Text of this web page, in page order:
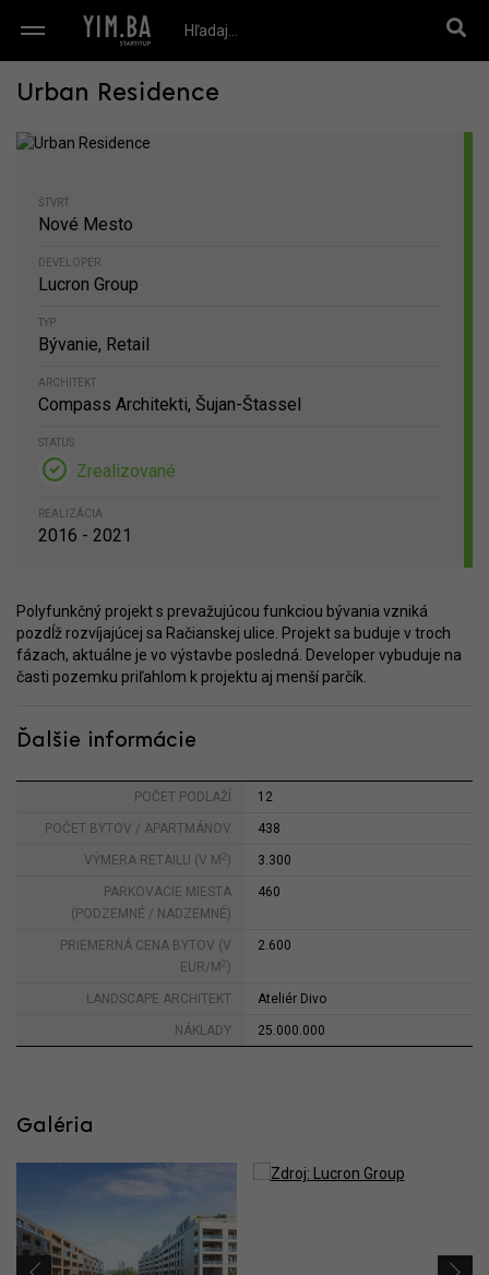
Urban Residence
ŠTVRŤ
Nové Mesto
DEVELOPER
Lucron Group
TYP
Bývanie, Retail
ARCHITEKT
Compass Architekti, Šujan-Štassel
STATUS
Zrealizované
REALIZÁCIA
2016 - 2021
Polyfunkčný projekt s prevažujúcou funkciou bývania vzniká
pozdĺž rozvíjajúcej sa Račianskej ulice. Projekt sa buduje v troch
fázach, aktuálne je vo výstavbe posledná. Developer vybuduje na
časti pozemku priľahlom k projektu aj menší parčík.
Ďalšie informácie
POČET PODLAŽÍ 12
POČET BYTOV / APARTMÁNOV 438
VÝMERA RETAILU (V M 2 ) 3.300
PARKOVACIE MIESTA
(PODZEMNÉ / NADZEMNÉ)
460
PRIEMERNÁ CENA BYTOV (V
EUR/M 2 )
2.600
LANDSCAPE ARCHITEKT Ateliér Divo
NÁKLADY 25.000.000
Galéria